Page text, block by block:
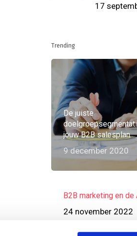
17
Trending
De juiste
jouw B2B salesplan
9 december 2020
B2B marketing en de
24 november 2022